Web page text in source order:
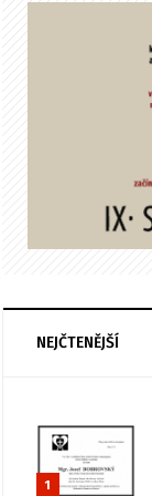
NEJČTENĚJŠÍ
1